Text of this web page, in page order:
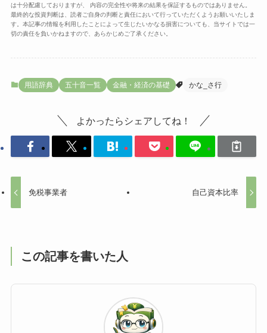
は十分配慮しておりますが、 内容の完全性や将来の結果を保証するものではありません。
最終的な投資判断は、読者ご自身の判断と責任において行っていただくようお願いいたしま
す。本記事の情報を利用したことによって生じたいかなる損害についても、当サイトでは一
切の責任を負いかねますので、あらかじめご了承ください。
用語辞典 五十音一覧 金融・経済の基礎 かな_さ行
よかったらシェアしてね！
免税事業者 自己資本比率
この記事を書いた人